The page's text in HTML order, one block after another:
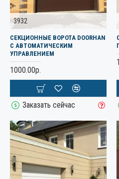
3932
СЕКЦИОННЫЕ ВОРОТА DOORHAN
С АВТОМАТИЧЕСКИМ
УПРАВЛЕНИЕМ
1000.00р.
Заказать сейчас